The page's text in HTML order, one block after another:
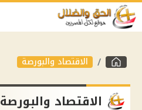
الاقتصاد والبورصة
الاقتصاد والبورصة